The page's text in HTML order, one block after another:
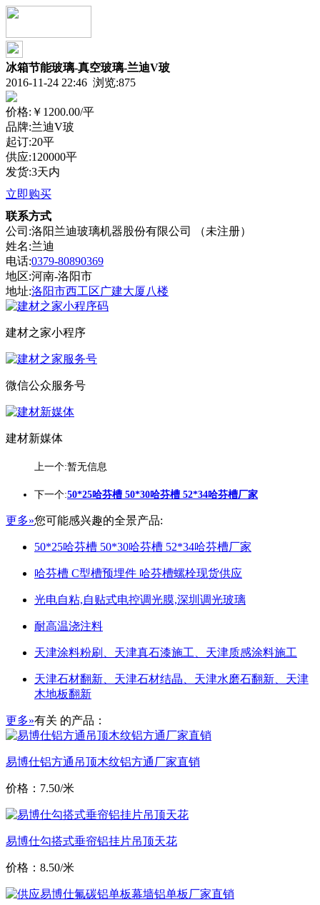
冰箱节能玻璃-真空玻璃-兰迪V玻
2016-11-24 22:46 浏览:875
价格: ￥1200.00/平
品牌:兰迪V玻
起订:20平
供应:120000平
发货:3天内
立即购买
联系方式
公司:洛阳兰迪玻璃机器股份有限公司 （未注册）
姓名:兰迪
电话:0379-80890369
地区:河南-洛阳市
地址:洛阳市西工区广建大厦八楼
建材之家小程序
微信公众服务号
建材新媒体
上一个:暂无信息
下一个:50*25哈芬槽 50*30哈芬槽 52*34哈芬槽厂家
更多»您可能感兴趣的全景产品:
50*25哈芬槽 50*30哈芬槽 52*34哈芬槽厂家
哈芬槽 C型槽预埋件 哈芬槽螺栓现货供应
光电自粘,自贴式电控调光膜,深圳调光玻璃
耐高温浇注料
天津涂料粉刷、天津真石漆施工、天津质感涂料施工
天津石材翻新、天津石材结晶、天津水磨石翻新、天津
木地板翻新
更多»有关 的产品：
易博仕铝方通吊顶木纹铝方通厂家直销
价格：7.50/米
易博仕勾搭式垂帘铝挂片吊顶天花
价格：8.50/米